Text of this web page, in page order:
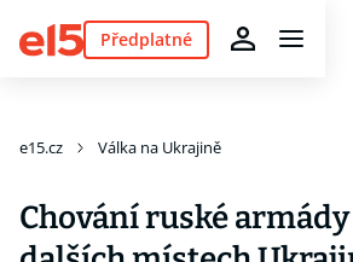
Předplatné
e15.cz Válka na Ukrajině
Chování ruské armády